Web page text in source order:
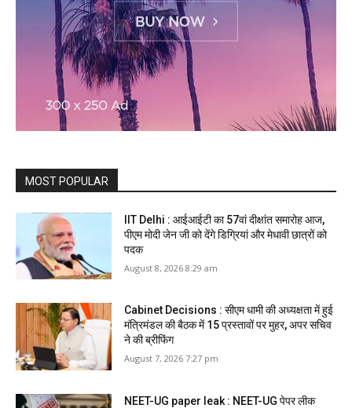
MOST POPULAR
IIT Delhi : आईआईटी का 57वां दीक्षांत समारोह आज,
पीएम मोदी जेन जी को देंगे डिग्रियां और मेधावी छात्रों को
पदक
August 8, 2026 8:29 am
Cabinet Decisions : सीएम धामी की अध्यक्षता में हुई
मंत्रिमंडल की बैठक में 15 प्रस्तावों पर मुहर, अपर सचिव
ने की ब्रीफिंग
August 7, 2026 7:27 pm
NEET-UG paper leak : NEET-UG पेपर लीक